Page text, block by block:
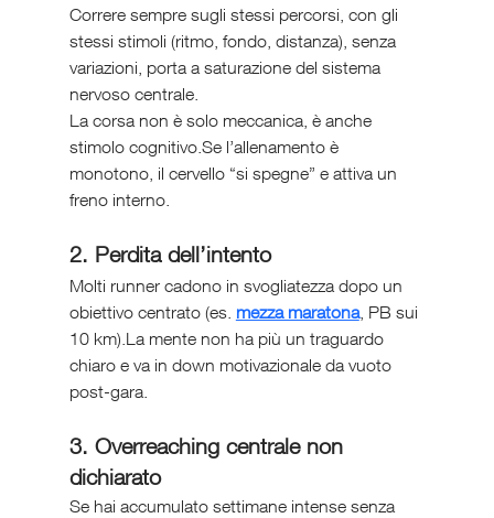
Correre sempre sugli stessi percorsi, con gli
stessi stimoli (ritmo, fondo, distanza), senza
variazioni, porta a saturazione del sistema
nervoso centrale.
La corsa non è solo meccanica, è anche
stimolo cognitivo.Se l’allenamento è
monotono, il cervello “si spegne” e attiva un
freno interno.
2. Perdita dell’intento
Molti runner cadono in svogliatezza dopo un
obiettivo centrato (es. mezza maratona, PB sui
10 km).La mente non ha più un traguardo
chiaro e va in down motivazionale da vuoto
post-gara.
3. Overreaching centrale non
dichiarato
Se hai accumulato settimane intense senza